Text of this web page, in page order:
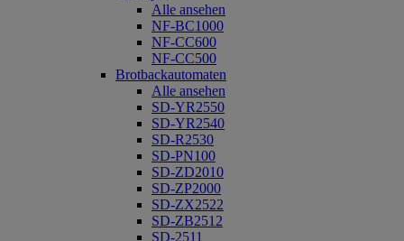
Alle ansehen
NF-BC1000
NF-CC600
NF-CC500
Brotbackautomaten
Alle ansehen
SD-YR2550
SD-YR2540
SD-R2530
SD-PN100
SD-ZD2010
SD-ZP2000
SD-ZX2522
SD-ZB2512
SD-2511